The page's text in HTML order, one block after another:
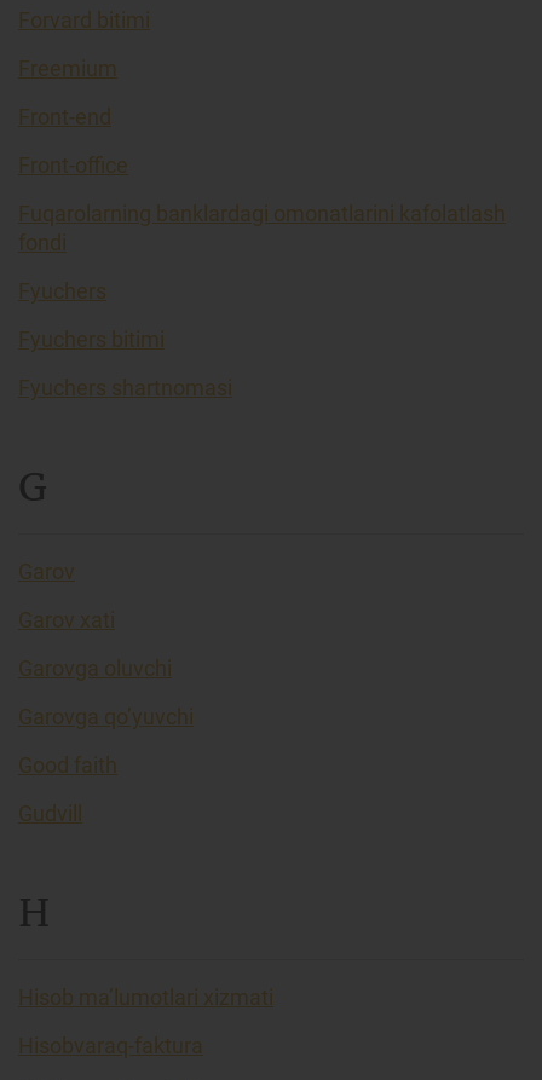
Forvard bitimi
Freemium
Front-end
Front-office
Fuqarolarning banklardagi omonatlarini kafolatlash
fondi
Fyuchers
Fyuchers bitimi
Fyuchers shartnomasi
G
Garov
Garov xati
Garovga oluvchi
Garovga qo’yuvchi
Good faith
Gudvill
H
Hisob ma’lumotlari xizmati
Hisobvaraq-faktura